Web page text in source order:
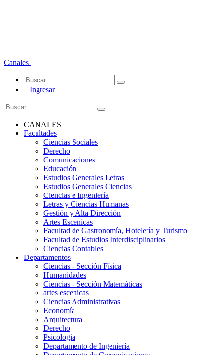
Canales
Ingresar
CANALES
Facultades
Ciencias Sociales
Derecho
Comunicaciones
Educación
Estudios Generales Letras
Estudios Generales Ciencias
Ciencias e Ingeniería
Letras y Ciencias Humanas
Gestión y Alta Dirección
Artes Escenicas
Facultad de Gastronomía, Hotelería y Turismo
Facultad de Estudios Interdisciplinarios
Ciencias Contables
Departamentos
Ciencias - Sección Física
Humanidades
Ciencias - Sección Matemáticas
artes escenicas
Ciencias Administrativas
Economía
Arquitectura
Derecho
Psicologia
Departamento de Ingeniería